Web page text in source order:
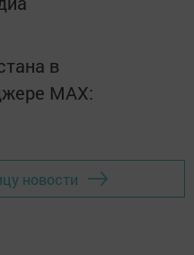
в
MАХ:
новости